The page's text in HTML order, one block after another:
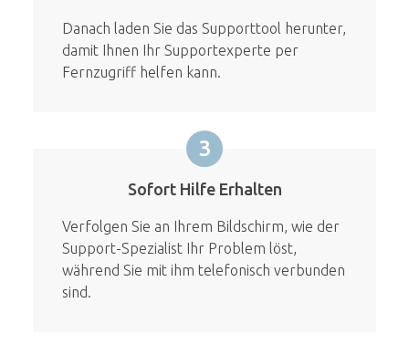
Danach laden Sie das Supporttool herunter,
damit Ihnen Ihr Supportexperte per
Fernzugriff helfen kann.
3
Sofort Hilfe Erhalten
Verfolgen Sie an Ihrem Bildschirm, wie der
Support-Spezialist Ihr Problem löst,
während Sie mit ihm telefonisch verbunden
sind.